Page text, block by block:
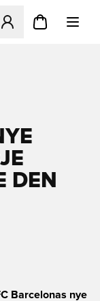
Modal til at
DEN
Barcelonas nye